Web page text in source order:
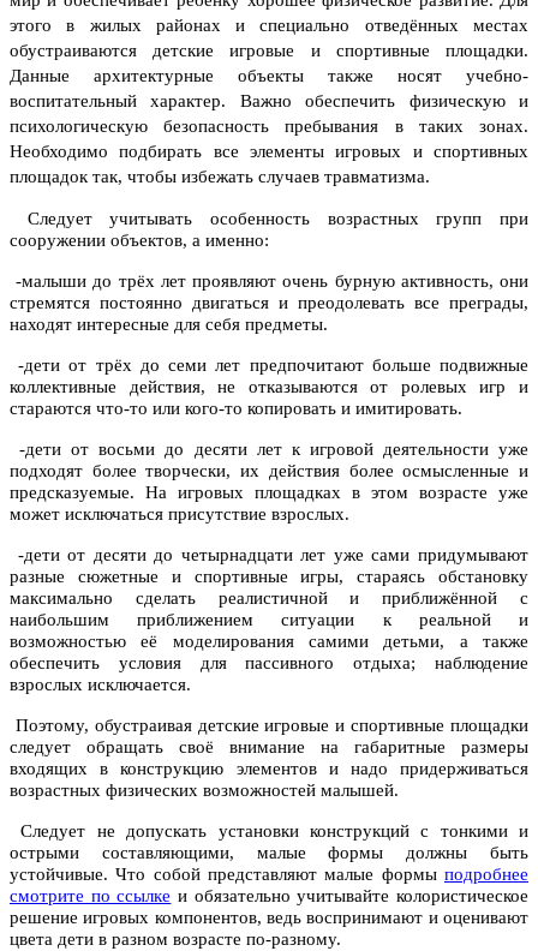
этого в жилых районах и специально отведённых местах
обустраиваются детские игровые и спортивные площадки.
Данные архитектурные объекты также носят учебно-
воспитательный характер. Важно обеспечить физическую и
психологическую безопасность пребывания в таких зонах.
Необходимо подбирать все элементы игровых и спортивных
площадок так, чтобы избежать случаев травматизма.
Следует учитывать особенность возрастных групп при
сооружении объектов, а именно:
-малыши до трёх лет проявляют очень бурную активность, они
стремятся постоянно двигаться и преодолевать все преграды,
находят интересные для себя предметы.
-дети от трёх до семи лет предпочитают больше подвижные
коллективные действия, не отказываются от ролевых игр и
стараются что-то или кого-то копировать и имитировать.
-дети от восьми до десяти лет к игровой деятельности уже
подходят более творчески, их действия более осмысленные и
предсказуемые. На игровых площадках в этом возрасте уже
может исключаться присутствие взрослых.
-дети от десяти до четырнадцати лет уже сами придумывают
разные сюжетные и спортивные игры, стараясь обстановку
максимально сделать реалистичной и приближённой с
наибольшим приближением ситуации к реальной и
возможностью её моделирования самими детьми, а также
обеспечить условия для пассивного отдыха; наблюдение
взрослых исключается.
Поэтому, обустраивая детские игровые и спортивные площадки
следует обращать своё внимание на габаритные размеры
входящих в конструкцию элементов и надо придерживаться
возрастных физических возможностей малышей.
Следует не допускать установки конструкций с тонкими и
острыми составляющими, малые формы должны быть
устойчивые. Что собой представляют малые формы подробнее
смотрите по ссылке и обязательно учитывайте колористическое
решение игровых компонентов, ведь воспринимают и оценивают
цвета дети в разном возрасте по-разному.